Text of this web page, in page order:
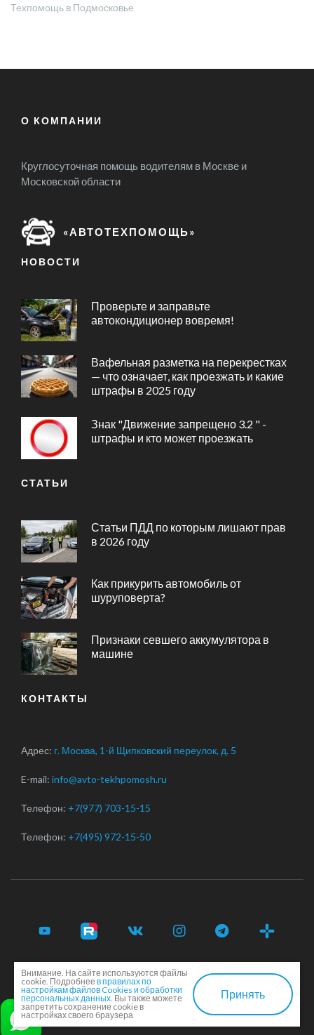
Техпомощь в Подмосковье
О КОМПАНИИ
Круглосуточная помощь водителям в Москве и
Московской области
«АВТОТЕХПОМОЩЬ»
НОВОСТИ
Проверьте и заправьте
автокондиционер вовремя!
Вафельная разметка на перекрестках
— что означает, как проезжать и какие
штрафы в 2025 году
Знак "Движение запрещено 3.2 " -
штрафы и кто может проезжать
СТАТЬИ
Статьи ПДД по которым лишают прав
в 2026 году
Как прикурить автомобиль от
шуруповерта?
Признаки севшего аккумулятора в
машине
КОНТАКТЫ
Адрес: г. Москва, 1-й Щипковский переулок, д. 5
E-mail: info@avto-tekhpomosh.ru
Телефон: +7(977) 703-15-15
Телефон: +7(495) 972-15-50
© 2017-2026 Срочная автотехпомощь легковым и
грузовым автомобилям в Москве и Московской области ·
Соглашение сторон ·
Создание и продвижение сайта -Dkarlov.ru
Внимание. На сайте используются файлы
cookie. Подробнее в правилах по
настройкам файлов Cookies и обработки
персональных данных. Вы также можете
запретить сохранение cookie в
настройках своего браузера
Принять